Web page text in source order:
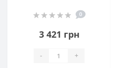
0
3 421 грн
- +